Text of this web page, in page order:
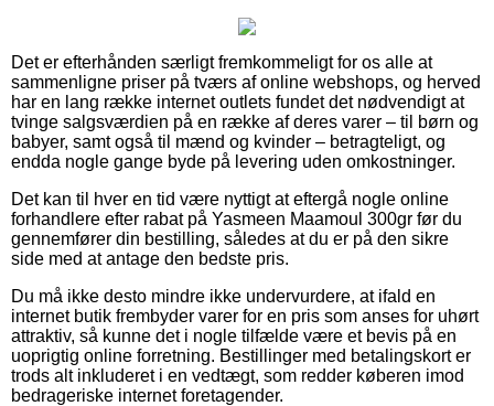
Det er efterhånden særligt fremkommeligt for os alle at
sammenligne priser på tværs af online webshops, og herved
har en lang række internet outlets fundet det nødvendigt at
tvinge salgsværdien på en række af deres varer – til børn og
babyer, samt også til mænd og kvinder – betragteligt, og
endda nogle gange byde på levering uden omkostninger.
Det kan til hver en tid være nyttigt at eftergå nogle online
forhandlere efter rabat på Yasmeen Maamoul 300gr før du
gennemfører din bestilling, således at du er på den sikre
side med at antage den bedste pris.
Du må ikke desto mindre ikke undervurdere, at ifald en
internet butik frembyder varer for en pris som anses for uhørt
attraktiv, så kunne det i nogle tilfælde være et bevis på en
uoprigtig online forretning. Bestillinger med betalingskort er
trods alt inkluderet i en vedtægt, som redder køberen imod
bedrageriske internet foretagender.